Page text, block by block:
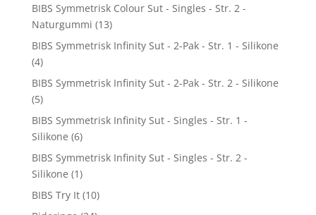
BIBS Symmetrisk Colour Sut - Singles - Str. 2 -
Naturgummi (13)
BIBS Symmetrisk Infinity Sut - 2-Pak - Str. 1 - Silikone
(4)
BIBS Symmetrisk Infinity Sut - 2-Pak - Str. 2 - Silikone
(5)
BIBS Symmetrisk Infinity Sut - Singles - Str. 1 -
Silikone (6)
BIBS Symmetrisk Infinity Sut - Singles - Str. 2 -
Silikone (1)
BIBS Try It (10)